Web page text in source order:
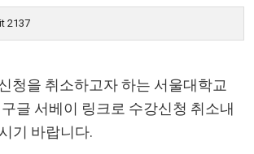
2137
청을 취소하고자 하는 서울대학교
글 서베이 링크로 수강신청 취소내
기 바랍니다.